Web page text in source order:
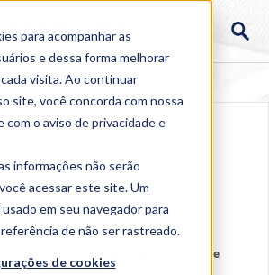
para acompanhar as
e dessa forma melhorar
visita. Ao continuar
site, você concorda com nossa
com o aviso deprivacidade e
informações não serão
acessar este site. Um
em seu navegador para
de não ser rastreado.
de cookies
Docente
na TV Paranaíba